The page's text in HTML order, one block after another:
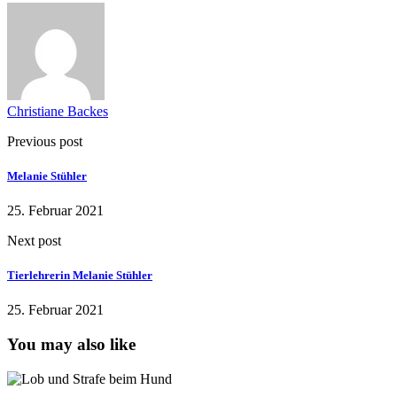
Christiane Backes
Previous post
Melanie Stühler
25. Februar 2021
Next post
Tierlehrerin Melanie Stühler
25. Februar 2021
You may also like